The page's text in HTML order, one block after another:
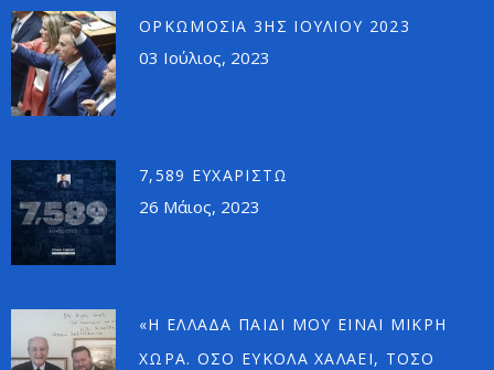
ΟΡΚΩΜΟΣΊΑ 3ΗΣ ΙΟΥΛΊΟΥ 2023
03 Ιούλιος, 2023
7,589 ΕΥΧΑΡΙΣΤΏ
26 Μάιος, 2023
«Η ΕΛΛΆΔΑ ΠΑΙΔΊ ΜΟΥ ΕΊΝΑΙ ΜΙΚΡΉ
ΧΏΡΑ. ΌΣΟ ΕΎΚΟΛΑ ΧΑΛΆΕΙ, ΤΌΣΟ